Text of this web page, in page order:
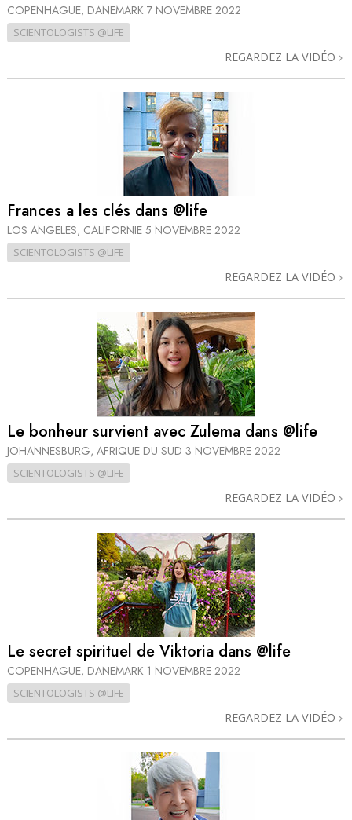
COPENHAGUE, DANEMARK 7 NOVEMBRE 2022
SCIENTOLOGISTS @LIFE
REGARDEZ LA VIDÉO
Frances a les clés dans @life
LOS ANGELES, CALIFORNIE 5 NOVEMBRE 2022
SCIENTOLOGISTS @LIFE
REGARDEZ LA VIDÉO
Le bonheur survient avec Zulema dans @life
JOHANNESBURG, AFRIQUE DU SUD 3 NOVEMBRE 2022
SCIENTOLOGISTS @LIFE
REGARDEZ LA VIDÉO
Le secret spirituel de Viktoria dans @life
COPENHAGUE, DANEMARK 1 NOVEMBRE 2022
SCIENTOLOGISTS @LIFE
REGARDEZ LA VIDÉO